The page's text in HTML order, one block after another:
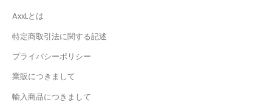
AxxLとは
特定商取引法に関する記述
プライバシーポリシー
業販につきまして
輸入商品につきまして